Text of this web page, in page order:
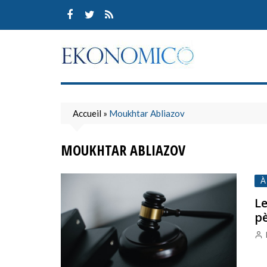
content
Accueil » Moukhtar Abliazov
MOUKHTAR ABLIAZOV
À